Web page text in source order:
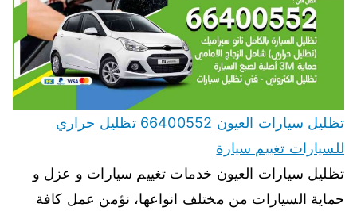
تظليل سيارات العيون 66400552 تظليل حراري
للسيارات تغييم سيارة
تظليل سيارات العيون خدمات تغييم سيارات و عزل و
حماية السيارات من مختلف انواعها، نؤمن عمل كافة